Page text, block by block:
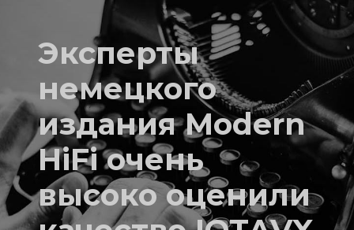
Эксперты
немецкого
издания Modern
HiFi очень
высоко оценили